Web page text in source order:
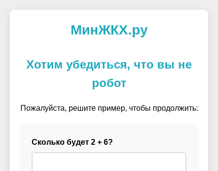
МинЖКХ.ру
Хотим убедиться, что вы не
робот
Пожалуйста, решите пример, чтобы продолжить:
Сколько будет 2 + 6?